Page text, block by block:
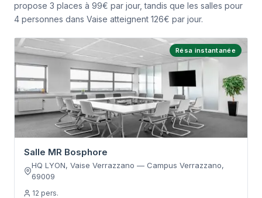
propose 3 places à 99€ par jour, tandis que les salles pour
4 personnes dans Vaise atteignent 126€ par jour.
Résa instantanée
Salle MR Bosphore
HQ LYON, Vaise Verrazzano — Campus Verrazzano,
69009
12 pers.